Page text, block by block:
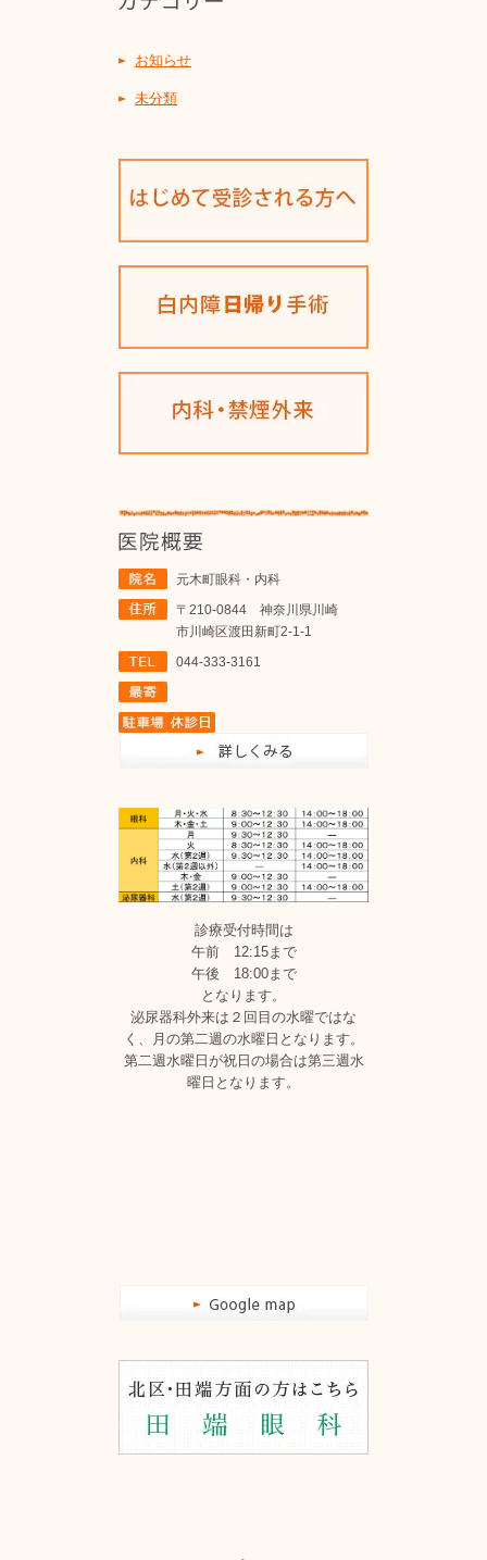
お知らせ
未分類
元木町眼科・内科
〒210-0844 神奈川県川崎
市川崎区渡田新町2-1-1
044-333-3161
診療受付時間は
午前 12:15まで
午後 18:00まで
となります。
泌尿器科外来は２回目の水曜ではな
く、月の第二週の水曜日となります。
第二週水曜日が祝日の場合は第三週水
曜日となります。